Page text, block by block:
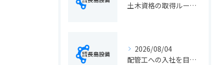
土木資格の取得ルートや静岡県静岡市でのキャリアアップ戦略を現実的に解説
2026/08/04
配管工への入社を目指す方へ静岡県静岡市で仕事選びと成長のステップ徹底ガイド